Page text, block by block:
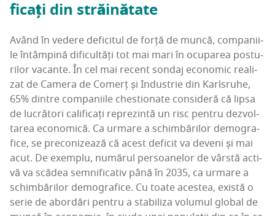
fi­cați din străinătate
Având în vede­re defi­ci­tul de for­ță de mun­că, com­pa­ni­i­
le întâm­pi­nă difi­cul­tăți tot mai mari în ocu­pa­rea pos­tu­
ri­lor vacan­te. În cel mai recent son­daj eco­no­mic rea­li­
zat de Came­ra de Comerț și Indus­trie din Karl­sru­he,
65% din­tre com­pa­ni­i­le ches­tio­na­te con­si­de­ră că lip­sa
de lucră­tori cali­fi­cați repre­zin­tă un risc pen­tru dezvol­
ta­rea eco­no­mi­că. Ca urma­re a schim­bă­ri­lor demo­gra­
fi­ce, se pre­co­ni­zea­ză că acest defi­cit va deve­ni și mai
acut. De exem­plu, numă­rul per­soa­ne­lor de vâr­stă acti­
vă va scă­dea sem­ni­fi­ca­tiv până în 2035, ca urma­re a
schim­bă­ri­lor demo­gra­fi­ce. Cu toa­te aces­tea, exis­tă o
serie de abor­dări pen­tru a sta­bi­li­za volu­mul glo­bal de